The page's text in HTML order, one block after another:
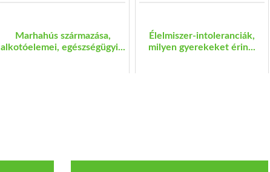
Marhahús származása,
alkotóelemei, egészségügyi...
Élelmiszer-intoleranciák,
milyen gyerekeket érin...